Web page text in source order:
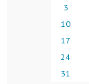
3
10
17
24
31